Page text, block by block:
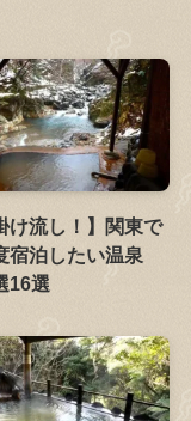
け流し！】関東で
宿泊したい温泉
選